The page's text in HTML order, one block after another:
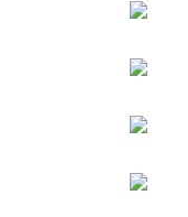
ALL RIGHTS